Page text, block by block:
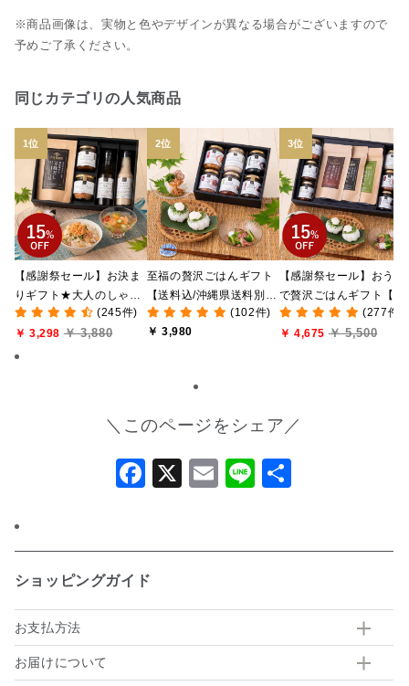
※商品画像は、実物と色やデザインが異なる場合がございますので
予めご了承ください。
同じカテゴリの人気商品
【感謝祭セール】お決ま
りギフト★大人のしゃけ
しゃけめんたい入り【送
料込/沖縄県送料別途】
【化粧箱包装付】
(245件)
￥ 3,298 ￥ 3,880
至福の贅沢ごはんギフト
【送料込/沖縄県送料別
途】【化粧箱包装付/オン
ライン限定】
(102件)
￥ 3,980
【感謝祭セール】おうち
で贅沢ごはんギフト【送
料無料/沖縄県送料別途】
【化粧箱包装付/オンライ
(277件)
￥ 4,675 ￥ 5,500
＼このページをシェア／
Facebook
X Email
Line
ショッピングガイド
お支払方法
お届けについて